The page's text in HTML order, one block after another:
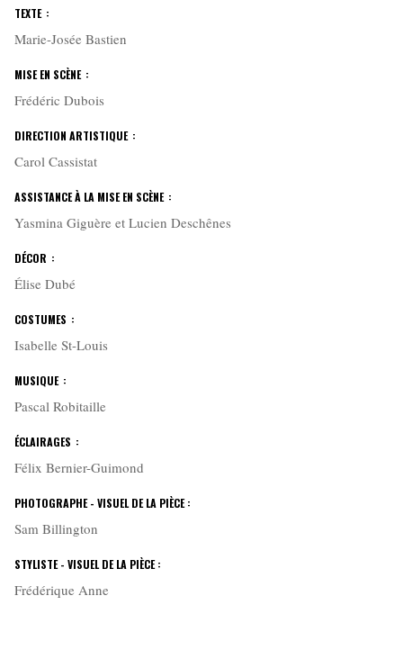
TEXTE :
Marie-Josée Bastien
MISE EN SCÈNE :
Frédéric Dubois
DIRECTION ARTISTIQUE :
Carol Cassistat
ASSISTANCE À LA MISE EN SCÈNE :
Yasmina Giguère et Lucien Deschênes
DÉCOR :
Élise Dubé
COSTUMES :
Isabelle St-Louis
MUSIQUE :
Pascal Robitaille
ÉCLAIRAGES :
Félix Bernier-Guimond
PHOTOGRAPHE - VISUEL DE LA PIÈCE :
Sam Billington
STYLISTE - VISUEL DE LA PIÈCE :
Frédérique Anne